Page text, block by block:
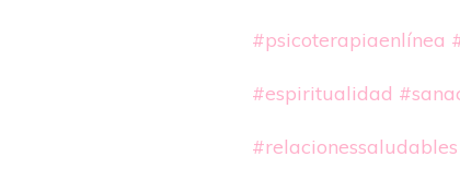
#psicoterapiaenlínea
#espiritualidad
#relacionessaludables